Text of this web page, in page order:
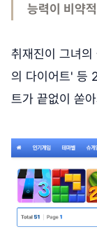
능력이 비약
취재진이 그녀
의 다이어트' 등
트가 끝없이 쏟